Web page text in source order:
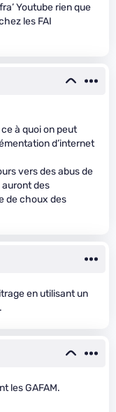
Youtube rien que
les FAI
ce à quoi on peut
d’internet
vers des abus de
des
de choux des
en utilisant un
les GAFAM.